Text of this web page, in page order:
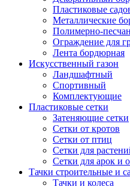
Пластиковые
Металлические
Полимерно-
Ограждение для
Лента бордюрная
Искусственный газон
Ландшафтный
Спортивный
Комплектующие
Пластиковые сетки
Затеняющие сетки
Сетки от кротов
Сетки от птиц
Сетки для
Сетки для арок и
Тачки строительные и
Тачки и колеса